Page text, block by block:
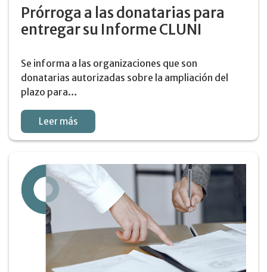
Prórroga a las donatarias para
entregar su Informe CLUNI
Se informa a las organizaciones que son
donatarias autorizadas sobre la ampliación del
plazo para…
Leer más